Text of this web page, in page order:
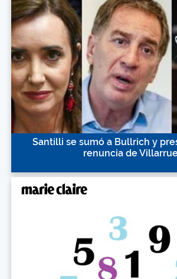
Santilli se sumó a Bullrich y
renuncia de